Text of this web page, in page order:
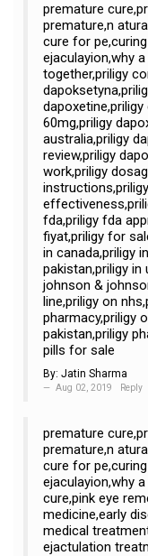
premature
premature,n
cure for
ejaculayion,why
together,priligy
60mg,priligy
australia,priligy
review,priligy
work,priligy
fda,priligy fda
fiyat,priligy for
in canada,priligy
pakistan,priligy in
johnson &
line,priligy on
pharmacy,priligy
pakistan,priligy
pills for sale
By: Jatin Sharma
Aug 02, 2019 Reply
premature
premature,n
cure for
ejaculayion,why
cure,pink eye
medicine,early
medical
ejactulation